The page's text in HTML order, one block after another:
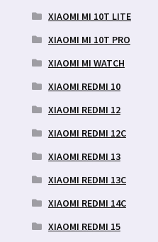
XIAOMI MI 10T LITE
XIAOMI MI 10T PRO
XIAOMI MI WATCH
XIAOMI REDMI 10
XIAOMI REDMI 12
XIAOMI REDMI 12C
XIAOMI REDMI 13
XIAOMI REDMI 13C
XIAOMI REDMI 14C
XIAOMI REDMI 15